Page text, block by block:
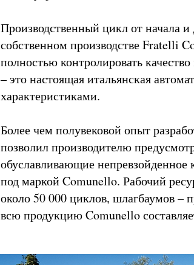
Производственный цикл от начала
собственном производстве Fratelli
полностью контролировать
– это настоящая итальянская
характеристиками.
Более чем полувековой опыт
позволил производителю
обуславливающие непревзойденное
под маркой Comunello. Рабочий
около 50 000 циклов, шлагбаумов –
всю продукцию Comunello